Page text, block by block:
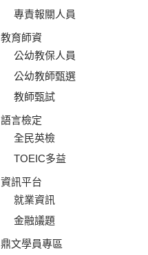
專責報關人員
教育師資
公幼教保人員
公幼教師甄選
教師甄試
語言檢定
全民英檢
TOEIC多益
資訊平台
就業資訊
金融議題
鼎文學員專區